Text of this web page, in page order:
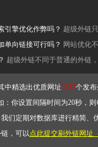
引擎优化作弊吗？ 超级外链
单向链接可行吗？ 网站优化
超级外链不同于普通的外链
中精选出优质网址3332个发
：你设置间隔时间为20秒，
们定期对数据库进行精简
，可以点此提交刷外链网址